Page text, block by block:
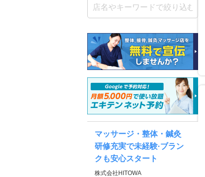
マッサージ・整体・鍼灸
研修充実で未経験·ブラン
クも安心スタート
株式会社HITOWA